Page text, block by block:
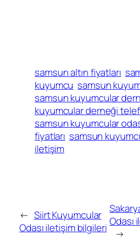
samsun altın fiyatları
kuyumcu samsun
samsun kuyumcular
kuyumcular derneği
samsun kuyumcular
fiyatları samsun
iletişim
← Siirt Kuyumcular
Odası iletişim bilgileri Odası
→